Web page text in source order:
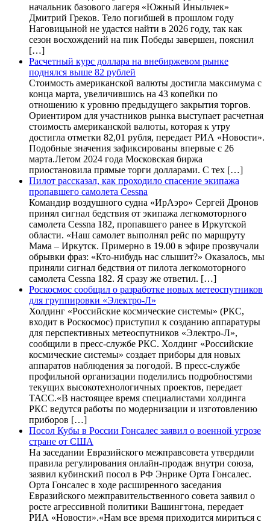
начальник базового лагеря «Южный Иныльчек»
Дмитрий Греков. Тело погибшей в прошлом году
Наговицыной не удастся найти в 2026 году, так как
сезон восхождений на пик Победы завершен, пояснил
[…]
Расчетный курс доллара на внебиржевом рынке
поднялся выше 82 рублей
Стоимость американской валюты достигла максимума с
конца марта, увеличившись на 43 копейки по
отношению к уровню предыдущего закрытия торгов.
Ориентиром для участников рынка выступает расчетная
стоимость американской валюты, которая к утру
достигла отметки 82,01 рубля, передает РИА «Новости».
Подобные значения зафиксированы впервые с 26
марта.Летом 2024 года Московская биржа
приостановила прямые торги долларами. С тех […]
Пилот рассказал, как проходило спасение экипажа
пропавшего самолета Cessna
Командир воздушного судна «ИрАэро» Сергей Дронов
принял сигнал бедствия от экипажа легкомоторного
самолета Cessna 182, пропавшего ранее в Иркутской
области. «Наш самолет выполнял рейс по маршруту
Мама – Иркутск. Примерно в 19.00 в эфире прозвучали
обрывки фраз: «Кто-нибудь нас слышит?» Оказалось, мы
приняли сигнал бедствия от пилота легкомоторного
самолета Cessna 182. Я сразу же ответил. […]
Роскосмос сообщил о разработке новых метеоспутников
для группировки «Электро-Л»
Холдинг «Российские космические системы» (РКС,
входит в Роскосмос) приступил к созданию аппаратуры
для перспективных метеоспутников «Электро-Л»,
сообщили в пресс-службе РКС. Холдинг «Российские
космические системы» создает приборы для новых
аппаратов наблюдения за погодой. В пресс-службе
профильной организации поделились подробностями
текущих высокотехнологичных проектов, передает
ТАСС.«В настоящее время специалистами холдинга
РКС ведутся работы по модернизации и изготовлению
приборов […]
Посол Кубы в России Гонсалес заявил о военной угрозе
стране от США
На заседании Евразийского межправсовета утвердили
правила регулирования онлайн-продаж внутри союза,
заявил кубинский посол в РФ Энрике Орта Гонсалес.
Орта Гонсалес в ходе расширенного заседания
Евразийского межправительственного совета заявил о
росте агрессивной политики Вашингтона, передает
РИА «Новости».«Нам все время приходится мириться с